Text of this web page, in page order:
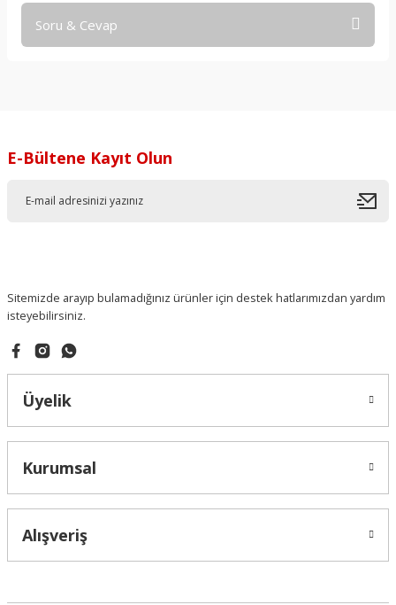
Soru & Cevap
E-Bültene Kayıt Olun
Sitemizde arayıp bulamadığınız ürünler için destek hatlarımızdan yardım
isteyebilirsiniz.
Üyelik
Kurumsal
Alışveriş